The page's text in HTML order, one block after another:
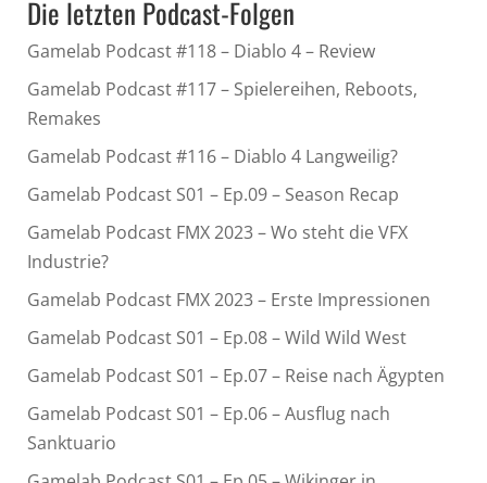
Die letzten Podcast-Folgen
Gamelab Podcast #118 – Diablo 4 – Review
Gamelab Podcast #117 – Spielereihen, Reboots,
Remakes
Gamelab Podcast #116 – Diablo 4 Langweilig?
Gamelab Podcast S01 – Ep.09 – Season Recap
Gamelab Podcast FMX 2023 – Wo steht die VFX
Industrie?
Gamelab Podcast FMX 2023 – Erste Impressionen
Gamelab Podcast S01 – Ep.08 – Wild Wild West
Gamelab Podcast S01 – Ep.07 – Reise nach Ägypten
Gamelab Podcast S01 – Ep.06 – Ausflug nach
Sanktuario